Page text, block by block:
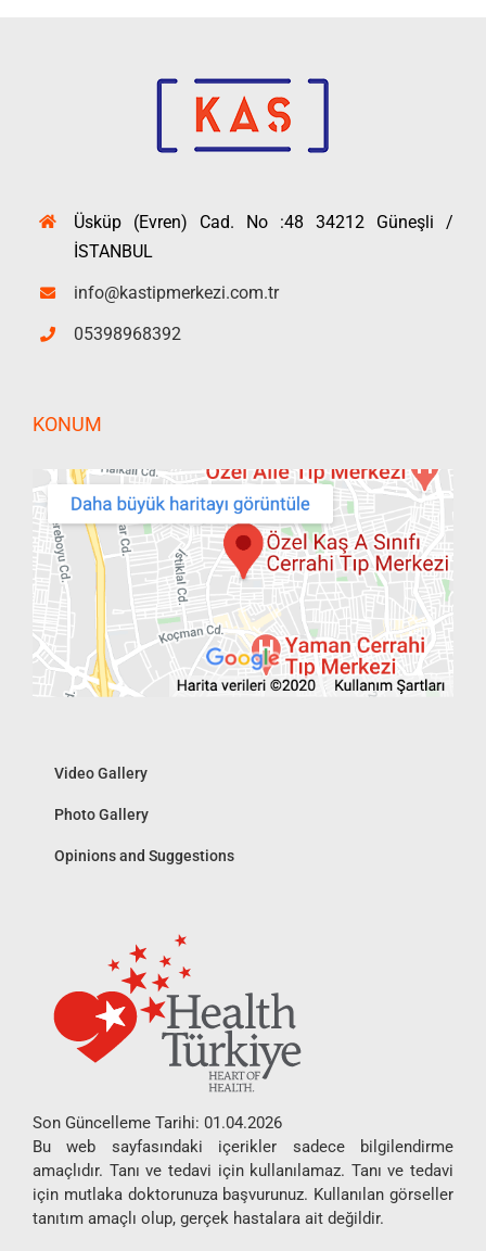
Üsküp (Evren) Cad. No :48 34212 Güneşli /
İSTANBUL
info@kastipmerkezi.com.tr
05398968392
KONUM
Video Gallery
Photo Gallery
Opinions and Suggestions
Son Güncelleme Tarihi: 01.04.2026
Bu web sayfasındaki içerikler sadece bilgilendirme
amaçlıdır. Tanı ve tedavi için kullanılamaz. Tanı ve tedavi
için mutlaka doktorunuza başvurunuz. Kullanılan görseller
tanıtım amaçlı olup, gerçek hastalara ait değildir.